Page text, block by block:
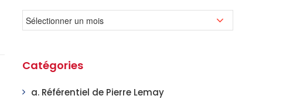
Catégories
a. Référentiel de Pierre Lemay